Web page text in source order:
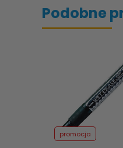
Podobne
promocja